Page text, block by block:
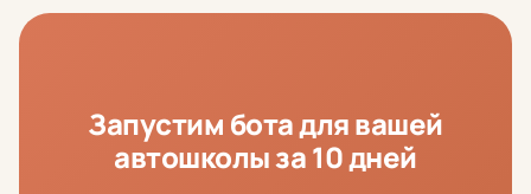
Запустим бота для вашей
автошколы за 10 дней